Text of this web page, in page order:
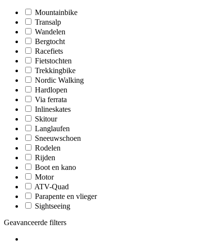
Mountainbike
Transalp
Wandelen
Bergtocht
Racefiets
Fietstochten
Trekkingbike
Nordic Walking
Hardlopen
Via ferrata
Inlineskates
Skitour
Langlaufen
Sneeuwschoen
Rodelen
Rijden
Boot en kano
Motor
ATV-Quad
Parapente en vlieger
Sightseeing
Geavanceerde filters